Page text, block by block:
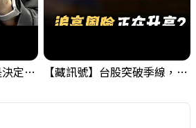
黃金偷偷大漲！這才是決定台股生死的「真風向球」！｜Mr.Jimmy高志銘 #黃金 #美元指數 #聯準會 【藏訊號】台股突破季線，週一我提醒了這個關鍵訊號